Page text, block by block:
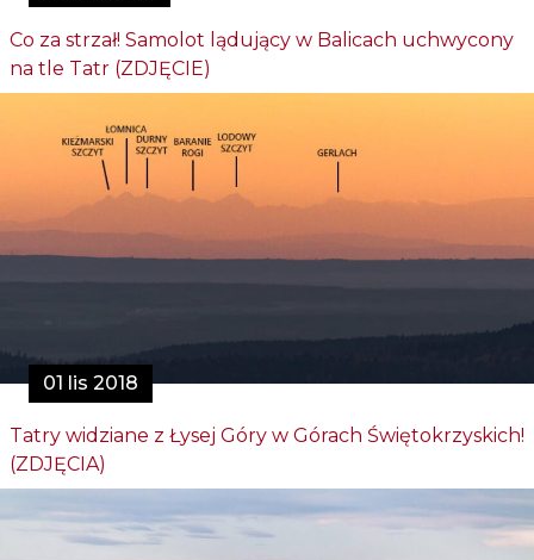
Co za strzał! Samolot lądujący w Balicach uchwycony
na tle Tatr (ZDJĘCIE)
01 lis 2018
Tatry widziane z Łysej Góry w Górach Świętokrzyskich!
(ZDJĘCIA)